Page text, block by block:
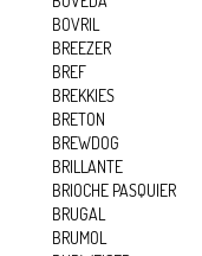
BOVRIL
BREEZER
BREF
BREKKIES
BRETON
BREWDOG
BRILLANTE
BRIOCHE PASQUIER
BRUGAL
BRUMOL